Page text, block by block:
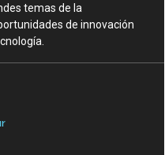
temas de la
de innovación